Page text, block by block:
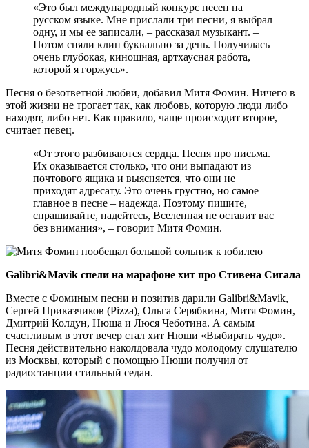
«Это был международный конкурс песен на
русском языке. Мне прислали три песни, я выбрал
одну, и мы ее записали, – рассказал музыкант. –
Потом сняли клип буквально за день. Получилась
очень глубокая, киношная, артхаусная работа,
которой я горжусь».
Песня о безответной любви, добавил Митя Фомин. Ничего в
этой жизни не трогает так, как любовь, которую люди либо
находят, либо нет. Как правило, чаще происходит второе,
считает певец.
«От этого разбиваются сердца. Песня про письма.
Их оказывается столько, что они выпадают из
почтового ящика и выясняется, что они не
приходят адресату. Это очень грустно, но самое
главное в песне – надежда. Поэтому пишите,
спрашивайте, надейтесь, Вселенная не оставит вас
без внимания», – говорит Митя Фомин.
Galibri&Mavik спели на марафоне хит про Стивена Сигала
Вместе с Фоминым песни и позитив дарили Galibri&Mavik,
Сергей Приказчиков (Pizza), Ольга Серябкина, Митя Фомин,
Дмитрий Колдун, Нюша и Люся Чеботина. А самым
счастливым в этот вечер стал хит Нюши «Выбирать чудо».
Песня действительно наколдовала чудо молодому слушателю
из Москвы, который с помощью Нюши получил от
радиостанции стильный седан.